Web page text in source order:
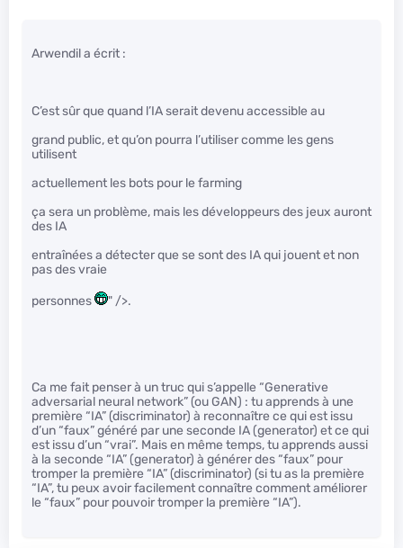
Arwendil a écrit :
C’est sûr que quand l’IA serait devenu accessible au
grand public, et qu’on pourra l’utiliser comme les gens
utilisent
actuellement les bots pour le farming
ça sera un problème, mais les développeurs des jeux auront
des IA
entraînées a détecter que se sont des IA qui jouent et non
pas des vraie
personnes " />.
Ca me fait penser à un truc qui s’appelle “Generative
adversarial neural network” (ou GAN) : tu apprends à une
première “IA” (discriminator) à reconnaître ce qui est issu
d’un “faux” généré par une seconde IA (generator) et ce qui
est issu d’un “vrai”. Mais en même temps, tu apprends aussi
à la seconde “IA” (generator) à générer des “faux” pour
tromper la première “IA” (discriminator) (si tu as la première
“IA”, tu peux avoir facilement connaître comment améliorer
le “faux” pour pouvoir tromper la première “IA”).